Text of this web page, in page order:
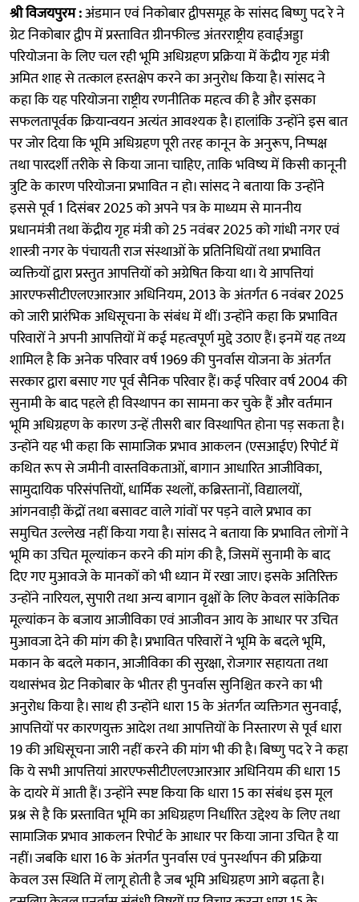
श्री विजयपुरम :अंडमान एवं निकोबार द्वीपसमूह के सांसद बिष्णु पद रे ने
ग्रेट निकोबार द्वीप में प्रस्तावित ग्रीनफील्ड अंतरराष्ट्रीय हवाईअड्डा
परियोजना के लिए चल रही भूमि अधिग्रहण प्रक्रिया में केंद्रीय गृह मंत्री
अमित शाह से तत्काल हस्तक्षेप करने का अनुरोध किया है। सांसद ने
कहा कि यह परियोजना राष्ट्रीय रणनीतिक महत्व की है और इसका
सफलतापूर्वक क्रियान्वयन अत्यंत आवश्यक है। हालांकि उन्होंने इस बात
पर जोर दिया कि भूमि अधिग्रहण पूरी तरह कानून के अनुरूप, निष्पक्ष
तथा पारदर्शी तरीके से किया जाना चाहिए, ताकि भविष्य में किसी कानूनी
त्रुटि के कारण परियोजना प्रभावित न हो। सांसद ने बताया कि उन्होंने
इससे पूर्व 1 दिसंबर 2025 को अपने पत्र के माध्यम से माननीय
प्रधानमंत्री तथा केंद्रीय गृह मंत्री को 25 नवंबर 2025 को गांधी नगर एवं
शास्त्री नगर के पंचायती राज संस्थाओं के प्रतिनिधियों तथा प्रभावित
व्यक्तियों द्वारा प्रस्तुत आपत्तियों को अग्रेषित किया था। ये आपत्तियां
आरएफसीटीएलएआरआर अधिनियम, 2013 के अंतर्गत 6 नवंबर 2025
को जारी प्रारंभिक अधिसूचना के संबंध में थीं। उन्होंने कहा कि प्रभावित
परिवारों ने अपनी आपत्तियों में कई महत्वपूर्ण मुद्दे उठाए हैं। इनमें यह तथ्य
शामिल है कि अनेक परिवार वर्ष 1969 की पुनर्वास योजना के अंतर्गत
सरकार द्वारा बसाए गए पूर्व सैनिक परिवार हैं। कई परिवार वर्ष 2004 की
सुनामी के बाद पहले ही विस्थापन का सामना कर चुके हैं और वर्तमान
भूमि अधिग्रहण के कारण उन्हें तीसरी बार विस्थापित होना पड़ सकता है।
उन्होंने यह भी कहा कि सामाजिक प्रभाव आकलन (एसआईए) रिपोर्ट में
कथित रूप से जमीनी वास्तविकताओं, बागान आधारित आजीविका,
सामुदायिक परिसंपत्तियों, धार्मिक स्थलों, कब्रिस्तानों, विद्यालयों,
आंगनवाड़ी केंद्रों तथा बसावट वाले गांवों पर पड़ने वाले प्रभाव का
समुचित उल्लेख नहीं किया गया है। सांसद ने बताया कि प्रभावित लोगों ने
भूमि का उचित मूल्यांकन करने की मांग की है, जिसमें सुनामी के बाद
दिए गए मुआवजे के मानकों को भी ध्यान में रखा जाए। इसके अतिरिक्त
उन्होंने नारियल, सुपारी तथा अन्य बागान वृक्षों के लिए केवल सांकेतिक
मूल्यांकन के बजाय आजीविका एवं आजीवन आय के आधार पर उचित
मुआवजा देने की मांग की है। प्रभावित परिवारों ने भूमि के बदले भूमि,
मकान के बदले मकान, आजीविका की सुरक्षा, रोजगार सहायता तथा
यथासंभव ग्रेट निकोबार के भीतर ही पुनर्वास सुनिश्चित करने का भी
अनुरोध किया है। साथ ही उन्होंने धारा 15 के अंतर्गत व्यक्तिगत सुनवाई,
आपत्तियों पर कारणयुक्त आदेश तथा आपत्तियों के निस्तारण से पूर्व धारा
19 की अधिसूचना जारी नहीं करने की मांग भी की है। बिष्णु पद रे ने कहा
कि ये सभी आपत्तियां आरएफसीटीएलएआरआर अधिनियम की धारा 15
के दायरे में आती हैं। उन्होंने स्पष्ट किया कि धारा 15 का संबंध इस मूल
प्रश्न से है कि प्रस्तावित भूमि का अधिग्रहण निर्धारित उद्देश्य के लिए तथा
सामाजिक प्रभाव आकलन रिपोर्ट के आधार पर किया जाना उचित है या
नहीं। जबकि धारा 16 के अंतर्गत पुनर्वास एवं पुनर्स्थापन की प्रक्रिया
केवल उस स्थिति में लागू होती है जब भूमि अधिग्रहण आगे बढ़ता है।